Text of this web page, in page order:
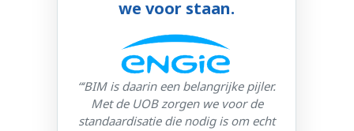
we voor staan.
“‘BIM is daarin een belangrijke pijler.
Met de UOB zorgen we voor de
standaardisatie die nodig is om echt